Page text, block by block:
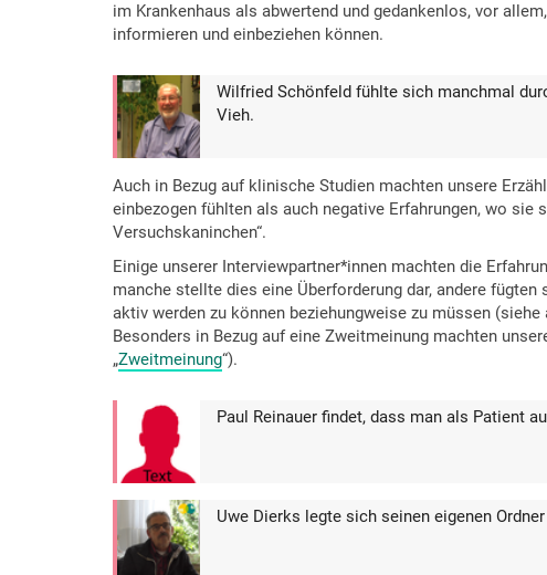
im Krankenhaus als abwertend und gedankenlos, vor
informieren und einbeziehen können.
Wilfried Schönfeld fühlte sich manchmal
Vieh.
Auch in Bezug auf klinische Studien machten unsere
einbezogen fühlten als auch negative Erfahrungen, wo sie
Versuchskaninchen“.
Einige unserer Interviewpartner*innen machten die
manche stellte dies eine Überforderung dar, andere
aktiv werden zu können beziehungweise zu müssen (siehe
Besonders in Bezug auf eine Zweitmeinung machten
„Zweitmeinung“).
Paul Reinauer findet, dass man als Patient
Uwe Dierks legte sich seinen eigenen Ordner